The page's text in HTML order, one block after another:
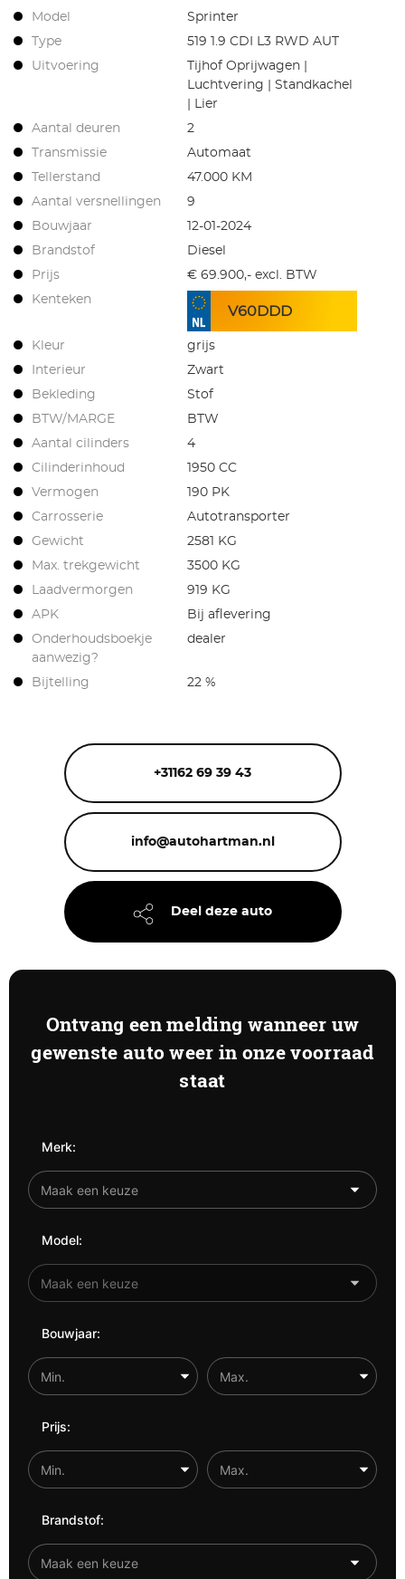
Model
Sprinter
Type
519 1.9 CDI L3 RWD AUT
Uitvoering
Tijhof Oprijwagen |
Luchtvering | Standkachel
| Lier
Aantal deuren
2
Transmissie
Automaat
Tellerstand
47.000 KM
Aantal versnellingen
9
Bouwjaar
12-01-2024
Brandstof
Diesel
Prijs
€ 69.900,- excl. BTW
Kenteken
V60DDD
Kleur
grijs
Interieur
Zwart
Bekleding
Stof
BTW/MARGE
BTW
Aantal cilinders
4
Cilinderinhoud
1950 CC
Vermogen
190 PK
Carrosserie
Autotransporter
Gewicht
2581 KG
Max. trekgewicht
3500 KG
Laadvermorgen
919 KG
APK
Bij aflevering
Onderhoudsboekje
aanwezig?
dealer
Bijtelling 22 %
+31162 69 39 43
info@autohartman.nl
Deel deze auto
Ontvang een melding wanneer uw
gewenste auto weer in onze voorraad
staat
Merk:
Model:
Bouwjaar:
Prijs:
Brandstof: